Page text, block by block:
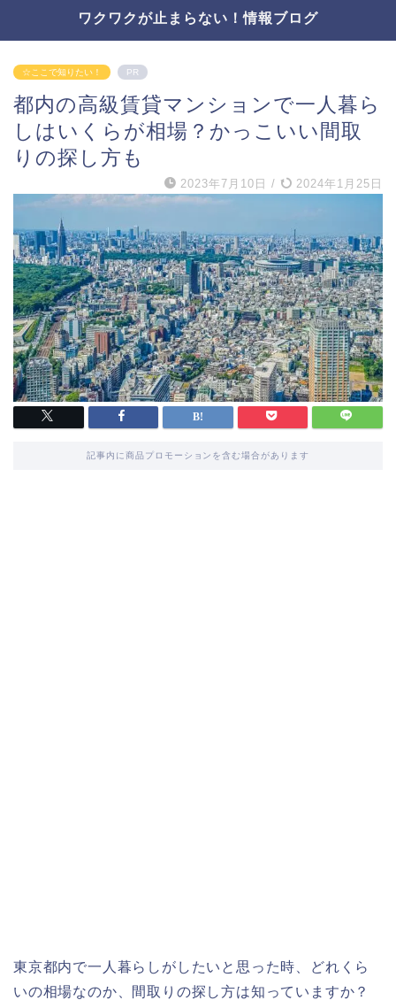
ワクワクが止まらない！情報ブログ
☆ここで知りたい！ PR
都内の高級賃貸マンションで一人暮ら
しはいくらが相場？かっこいい間取
りの探し方も
2023年7月10日 / 2024年1月25日
記事内に商品プロモーションを含む場合があります
東京都内で一人暮らしがしたいと思った時、どれくら
いの相場なのか、間取りの探し方は知っていますか？